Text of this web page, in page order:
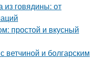
из говядины: от
простой и вкусный
ветчиной и болгарским